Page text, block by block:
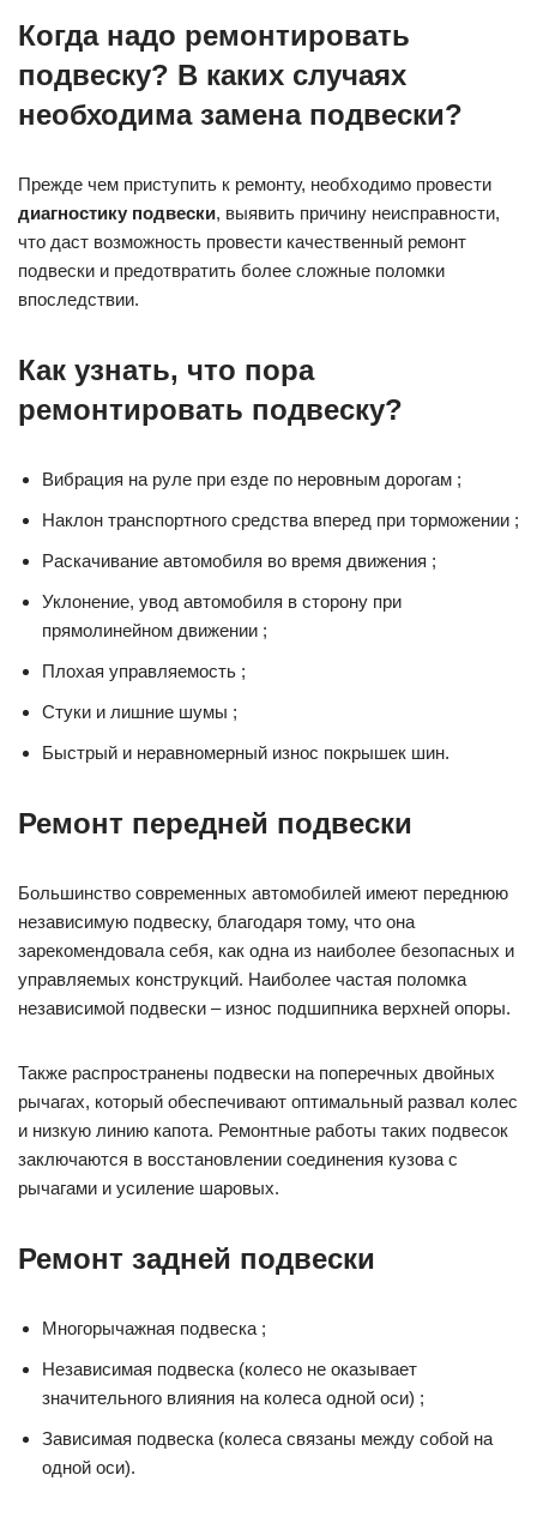
Когда надо ремонтировать
подвеску? В каких случаях
необходима замена подвески?
Прежде чем приступить к ремонту, необходимо провести
диагностику подвески, выявить причину неисправности,
что даст возможность провести качественный ремонт
подвески и предотвратить более сложные поломки
впоследствии.
Как узнать, что пора
ремонтировать подвеску?
Вибрация на руле при езде по неровным дорогам ;
Наклон транспортного средства вперед при торможении ;
Раскачивание автомобиля во время движения ;
Уклонение, увод автомобиля в сторону при
прямолинейном движении ;
Плохая управляемость ;
Стуки и лишние шумы ;
Быстрый и неравномерный износ покрышек шин.
Ремонт передней подвески
Большинство современных автомобилей имеют переднюю
независимую подвеску, благодаря тому, что она
зарекомендовала себя, как одна из наиболее безопасных и
управляемых конструкций. Наиболее частая поломка
независимой подвески – износ подшипника верхней опоры.
Также распространены подвески на поперечных двойных
рычагах, который обеспечивают оптимальный развал колес
и низкую линию капота. Ремонтные работы таких подвесок
заключаются в восстановлении соединения кузова с
рычагами и усиление шаровых.
Ремонт задней подвески
Многорычажная подвеска ;
Независимая подвеска (колесо не оказывает
значительного влияния на колеса одной оси) ;
Зависимая подвеска (колеса связаны между собой на
одной оси).